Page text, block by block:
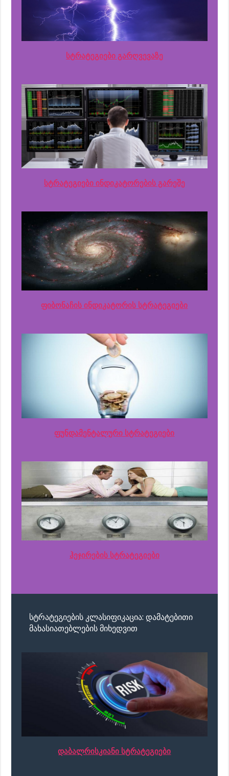
სტრატეგიები გარღვევაზე
სტრატეგიები ინდიკატორების გარეშე
ფიბონაჩის ინდიკატორის სტრატეგიები
ფუნდამენტალური სტრატეგიები
ჰეჯირების სტრატეგიები
სტრატეგიების კლასიფიკაცია: დამატებითი
მახასიათებლების მიხედვით
დაბალრისკიანი სტრატეგიები